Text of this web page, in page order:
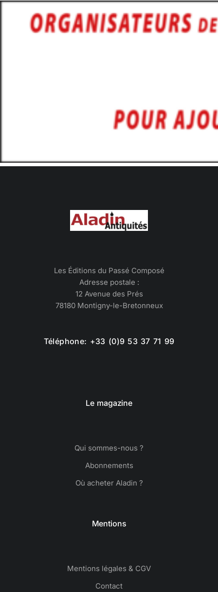
Les Éditions du Passé Composé
Adresse postale :
12 Avenue des Prés
78180 Montigny-le-Bretonneux
Téléphone: +33 (0)9 53 37 71 99
Le magazine
Qui sommes-nous ?
Abonnements
Où acheter Aladin ?
Mentions
Mentions légales & CGV
Contact